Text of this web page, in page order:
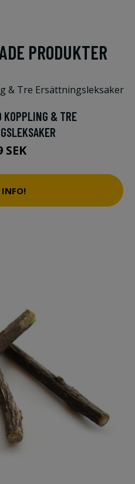
PRODUKTER
KOPPLING & TRE
SEK
INFO!